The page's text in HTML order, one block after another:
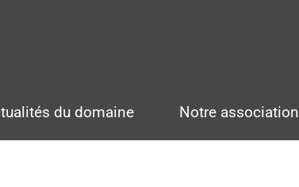
du domaine Notre association